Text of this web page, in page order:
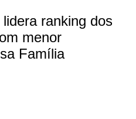
ranking dos
menor
Família